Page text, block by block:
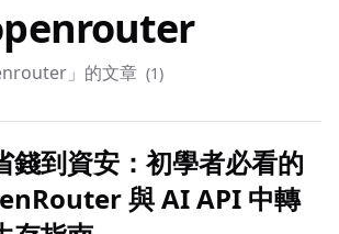
」的文章 (1)
錢到資安：初學者必看的
與 AI API 中轉